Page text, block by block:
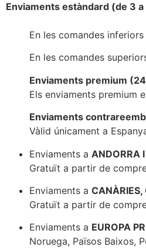
Enviaments estàndard (de 3
En les comandes
En les comandes
Enviaments premium
Els enviaments premium
Enviaments
Vàlid únicament a
Enviaments a ANDORRA
Gratuït a partir de
Enviaments a CANÀRIES,
Gratuït a partir de
Enviaments a EUROPA
Noruega, Països Baixos,